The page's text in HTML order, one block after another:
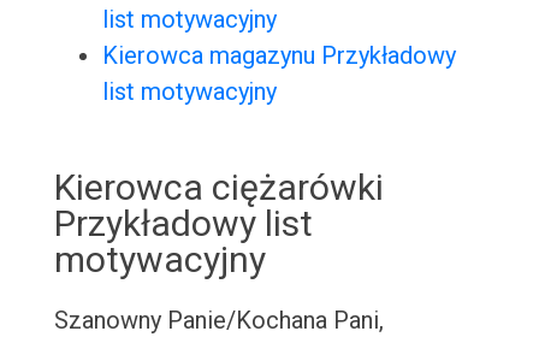
list motywacyjny
Kierowca magazynu Przykładowy
list motywacyjny
Kierowca ciężarówki
Przykładowy list
motywacyjny
Szanowny Panie/Kochana Pani,